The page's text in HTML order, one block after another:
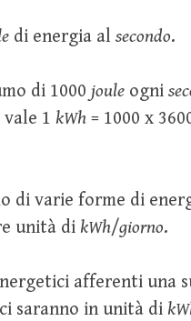
di energia al secondo.
di 1000 jouleogni
vale 1 kWh= 1000 x
di varie forme di
unità di kWh/giorno.
afferenti una
saranno in unità di